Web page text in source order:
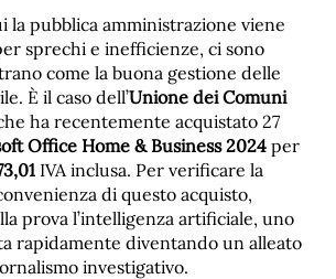
la pubblica amministrazione viene
sprechi e inefficienze, ci sono
come la buona gestione delle
È il caso dell’Unione dei Comuni
ha recentemente acquistato 27
Office Home & Business 2024 per
IVA inclusa. Per verificare la
di questo acquisto,
prova l’intelligenza artificiale, uno
rapidamente diventando un alleato
investigativo.